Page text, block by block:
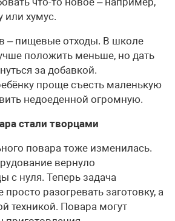
или хумус.
– пищевые отходы. В школе
положить меньше, но дать
за добавкой.
проще съесть маленькую
недоеденной огромную.
стали творцами
повара тоже изменилась.
вернуло
с нуля. Теперь задача
разогревать заготовку, а
техникой. Повара могут